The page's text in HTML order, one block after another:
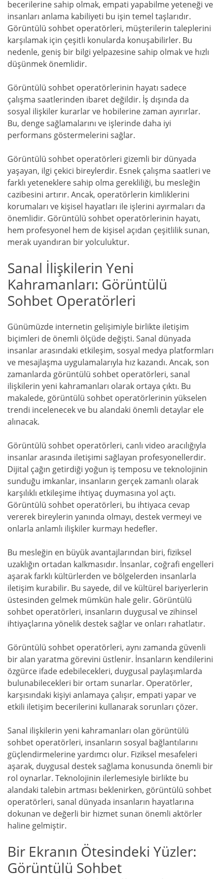
becerilerine sahip olmak, empati yapabilme yeteneği ve
insanları anlama kabiliyeti bu işin temel taşlarıdır.
Görüntülü sohbet operatörleri, müşterilerin taleplerini
karşılamak için çeşitli konularda konuşabilirler. Bu
nedenle, geniş bir bilgi yelpazesine sahip olmak ve hızlı
düşünmek önemlidir.
Görüntülü sohbet operatörlerinin hayatı sadece
çalışma saatlerinden ibaret değildir. İş dışında da
sosyal ilişkiler kurarlar ve hobilerine zaman ayırırlar.
Bu, denge sağlamalarını ve işlerinde daha iyi
performans göstermelerini sağlar.
Görüntülü sohbet operatörleri gizemli bir dünyada
yaşayan, ilgi çekici bireylerdir. Esnek çalışma saatleri ve
farklı yeteneklere sahip olma gerekliliği, bu mesleğin
cazibesini artırır. Ancak, operatörlerin kimliklerini
korumaları ve kişisel hayatları ile işlerini ayırmaları da
önemlidir. Görüntülü sohbet operatörlerinin hayatı,
hem profesyonel hem de kişisel açıdan çeşitlilik sunan,
merak uyandıran bir yolculuktur.
Sanal İlişkilerin Yeni
Kahramanları: Görüntülü
Sohbet Operatörleri
Günümüzde internetin gelişimiyle birlikte iletişim
biçimleri de önemli ölçüde değişti. Sanal dünyada
insanlar arasındaki etkileşim, sosyal medya platformları
ve mesajlaşma uygulamalarıyla hız kazandı. Ancak, son
zamanlarda görüntülü sohbet operatörleri, sanal
ilişkilerin yeni kahramanları olarak ortaya çıktı. Bu
makalede, görüntülü sohbet operatörlerinin yükselen
trendi incelenecek ve bu alandaki önemli detaylar ele
alınacak.
Görüntülü sohbet operatörleri, canlı video aracılığıyla
insanlar arasında iletişimi sağlayan profesyonellerdir.
Dijital çağın getirdiği yoğun iş temposu ve teknolojinin
sunduğu imkanlar, insanların gerçek zamanlı olarak
karşılıklı etkileşime ihtiyaç duymasına yol açtı.
Görüntülü sohbet operatörleri, bu ihtiyaca cevap
vererek bireylerin yanında olmayı, destek vermeyi ve
onlarla anlamlı ilişkiler kurmayı hedefler.
Bu mesleğin en büyük avantajlarından biri, fiziksel
uzaklığın ortadan kalkmasıdır. İnsanlar, coğrafi engelleri
aşarak farklı kültürlerden ve bölgelerden insanlarla
iletişim kurabilir. Bu sayede, dil ve kültürel bariyerlerin
üstesinden gelmek mümkün hale gelir. Görüntülü
sohbet operatörleri, insanların duygusal ve zihinsel
ihtiyaçlarına yönelik destek sağlar ve onları rahatlatır.
Görüntülü sohbet operatörleri, aynı zamanda güvenli
bir alan yaratma görevini üstlenir. İnsanların kendilerini
özgürce ifade edebilecekleri, duygusal paylaşımlarda
bulunabilecekleri bir ortam sunarlar. Operatörler,
karşısındaki kişiyi anlamaya çalışır, empati yapar ve
etkili iletişim becerilerini kullanarak sorunları çözer.
Sanal ilişkilerin yeni kahramanları olan görüntülü
sohbet operatörleri, insanların sosyal bağlantılarını
güçlendirmelerine yardımcı olur. Fiziksel mesafeleri
aşarak, duygusal destek sağlama konusunda önemli bir
rol oynarlar. Teknolojinin ilerlemesiyle birlikte bu
alandaki talebin artması beklenirken, görüntülü sohbet
operatörleri, sanal dünyada insanların hayatlarına
dokunan ve değerli bir hizmet sunan önemli aktörler
haline gelmiştir.
Bir Ekranın Ötesindeki Yüzler:
Görüntülü Sohbet